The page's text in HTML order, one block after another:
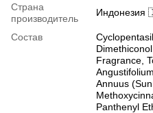
Страна
производитель
Состав
Fragrance,
Annuus
Panthenyl